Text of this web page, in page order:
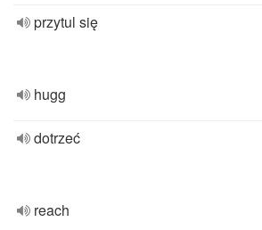
przytul się
hugg
dotrzeć
reach